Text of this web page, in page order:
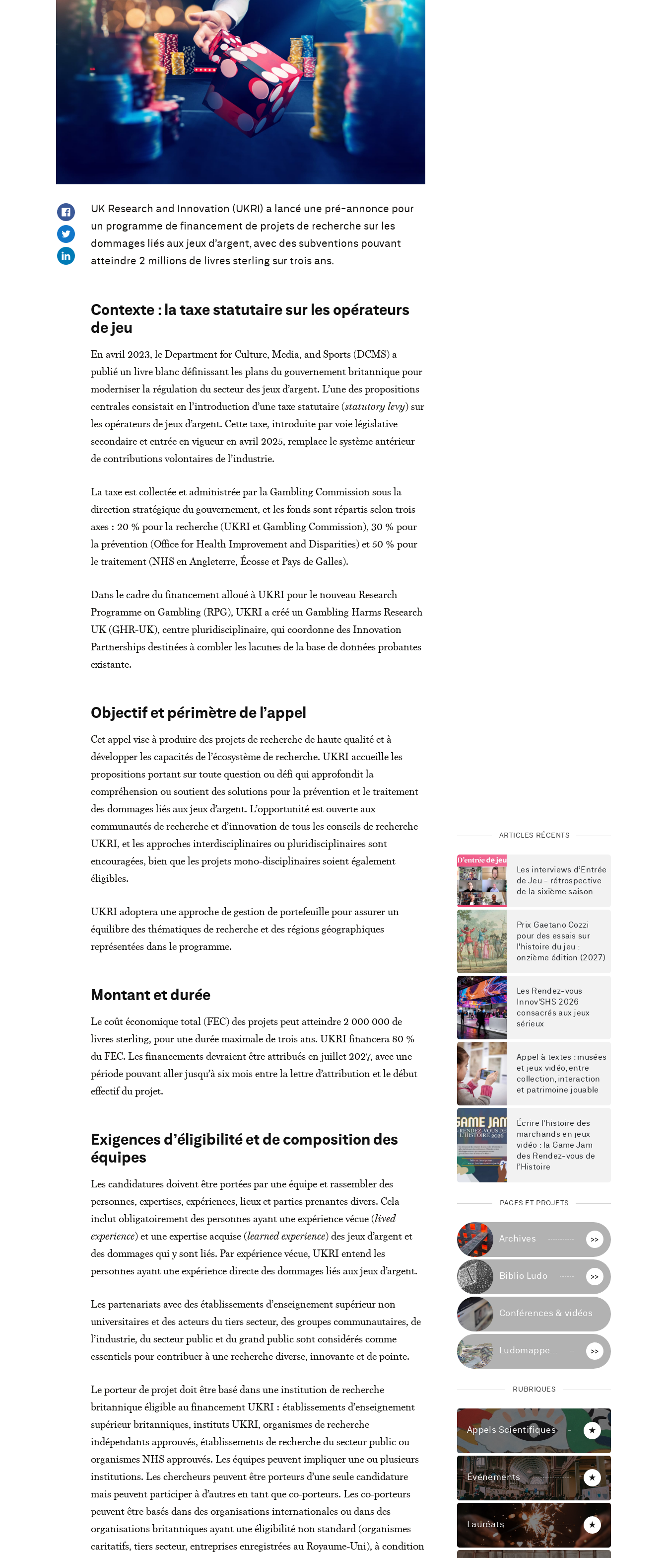
UK Research and Innovation (UKRI) a lancé une pré-annonce pour
un programme de financement de projets de recherche sur les
dommages liés aux jeux d’argent, avec des subventions pouvant
atteindre 2 millions de livres sterling sur trois ans.
Contexte : la taxe statutaire sur les opérateurs
de jeu
En avril 2023, le Department for Culture, Media, and Sports (DCMS) a
publié un livre blanc définissant les plans du gouvernement britannique pour
moderniser la régulation du secteur des jeux d’argent. L’une des propositions
centrales consistait en l’introduction d’une taxe statutaire (statutory levy) sur
les opérateurs de jeux d’argent. Cette taxe, introduite par voie législative
secondaire et entrée en vigueur en avril 2025, remplace le système antérieur
de contributions volontaires de l’industrie.
La taxe est collectée et administrée par la Gambling Commission sous la
direction stratégique du gouvernement, et les fonds sont répartis selon trois
axes : 20 % pour la recherche (UKRI et Gambling Commission), 30 % pour
la prévention (Office for Health Improvement and Disparities) et 50 % pour
le traitement (NHS en Angleterre, Écosse et Pays de Galles).
Dans le cadre du financement alloué à UKRI pour le nouveau Research
Programme on Gambling (RPG), UKRI a créé un Gambling Harms Research
UK (GHR-UK), centre pluridisciplinaire, qui coordonne des Innovation
Partnerships destinées à combler les lacunes de la base de données probantes
existante.
Objectif et périmètre de l’appel
Cet appel vise à produire des projets de recherche de haute qualité et à
développer les capacités de l’écosystème de recherche. UKRI accueille les
propositions portant sur toute question ou défi qui approfondit la
compréhension ou soutient des solutions pour la prévention et le traitement
des dommages liés aux jeux d’argent. L’opportunité est ouverte aux
communautés de recherche et d’innovation de tous les conseils de recherche
UKRI, et les approches interdisciplinaires ou pluridisciplinaires sont
encouragées, bien que les projets mono-disciplinaires soient également
éligibles.
UKRI adoptera une approche de gestion de portefeuille pour assurer un
équilibre des thématiques de recherche et des régions géographiques
représentées dans le programme.
Montant et durée
Le coût économique total (FEC) des projets peut atteindre 2 000 000 de
livres sterling, pour une durée maximale de trois ans. UKRI financera 80 %
du FEC. Les financements devraient être attribués en juillet 2027, avec une
période pouvant aller jusqu’à six mois entre la lettre d’attribution et le début
effectif du projet.
Exigences d’éligibilité et de composition des
équipes
Les candidatures doivent être portées par une équipe et rassembler des
personnes, expertises, expériences, lieux et parties prenantes divers. Cela
inclut obligatoirement des personnes ayant une expérience vécue (lived
experience) et une expertise acquise (learned experience) des jeux d’argent et
des dommages qui y sont liés. Par expérience vécue, UKRI entend les
personnes ayant une expérience directe des dommages liés aux jeux d’argent.
Les partenariats avec des établissements d’enseignement supérieur non
universitaires et des acteurs du tiers secteur, des groupes communautaires, de
l’industrie, du secteur public et du grand public sont considérés comme
essentiels pour contribuer à une recherche diverse, innovante et de pointe.
Le porteur de projet doit être basé dans une institution de recherche
britannique éligible au financement UKRI : établissements d’enseignement
supérieur britanniques, instituts UKRI, organismes de recherche
indépendants approuvés, établissements de recherche du secteur public ou
organismes NHS approuvés. Les équipes peuvent impliquer une ou plusieurs
institutions. Les chercheurs peuvent être porteurs d’une seule candidature
mais peuvent participer à d’autres en tant que co-porteurs. Les co-porteurs
peuvent être basés dans des organisations internationales ou dans des
organisations britanniques ayant une éligibilité non standard (organismes
caritatifs, tiers secteur, entreprises enregistrées au Royaume-Uni), à condition
ARTICLES RÉCENTS
Les interviews d’Entrée
de Jeu - rétrospective
de la sixième saison
Prix Gaetano Cozzi
pour des essais sur
l'histoire du jeu :
onzième édition (2027)
Les Rendez-vous
Innov'SHS 2026
consacrés aux jeux
sérieux
Appel à textes : musées
et jeux vidéo, entre
collection, interaction
et patrimoine jouable
Écrire l’histoire des
marchands en jeux
vidéo : la Game Jam
des Rendez-vous de
l’Histoire
PAGES ET PROJETS
Archives >>
Biblio Ludo >>
Conférences & vidéos
Ludomappe... >>
RUBRIQUES
Appels Scientifiques ★
Événements ★
Lauréats ★